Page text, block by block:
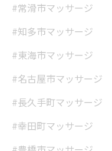
#常滑市マッサージ
#知多市マッサージ
#東海市マッサージ
#名古屋市マッサージ
#長久手町マッサージ
#幸田町マッサージ